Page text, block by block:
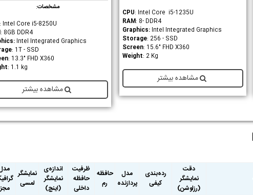
CPU: Intel Core i5-1235U
RAM: 8- DDR4
Graphics: Intel Integrated Graphics
Storage: 256 - SSD
Screen: 15.6" FHD X360
Weight: 2 Kg
مشاهده بیشتر
مشخصات:
: Intel Core i5-8250U
: 8GB DDR4
Intel Integrated Graphics
: 1T - SSD
: 13.3" FHD X360
: 1.1 kg
مشاهده بیشتر
دقت
نمایشگر
(رزلوشن)
رده‌بندی
کیفی
مدل
پردازنده
حافظه
رم
ظرفیت
حافظه
داخلی
اندازه‌ی
نمایشگر
(اینچ)
نمایشگر
لمسی